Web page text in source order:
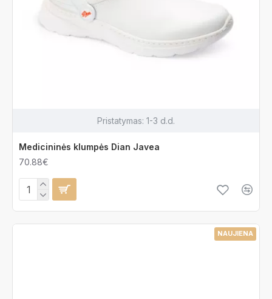
Pristatymas: 1-3 d.d.
Medicininės klumpės Dian Javea
70.88€
NAUJIENA